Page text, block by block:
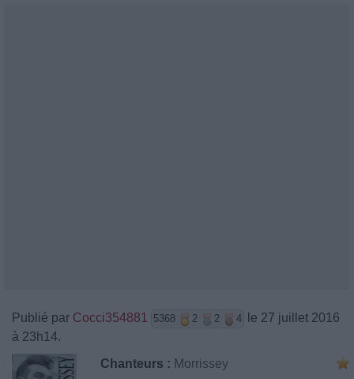
Publié par Cocci354881 5368 2 2 4
le 27 juillet 2016
à 23h14.
Chanteurs : Morrissey